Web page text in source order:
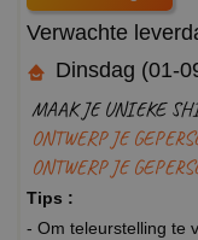
Verwachte
Dinsdag (01-
MAAK JE UNIEKE
ONTWERP JE
ONTWERP JE
Tips :
- Om teleurstelling te